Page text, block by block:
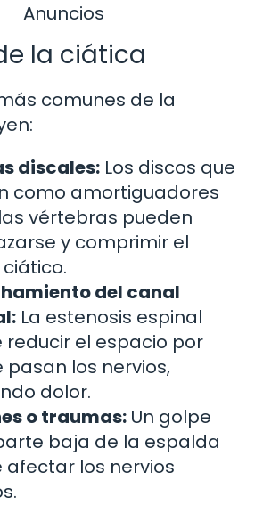
Anuncios
la ciática
comunes de la
discales: Los discos que
como amortiguadores
vértebras pueden
y comprimir el
del canal
La estenosis espinal
reducir el espacio por
pasan los nervios,
dolor.
o traumas: Un golpe
baja de la espalda
afectar los nervios